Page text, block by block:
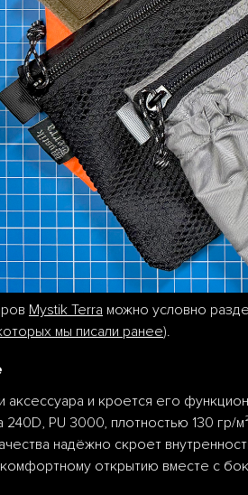
Mystik Terra можно условно
мы писали ранее).
аксессуара и кроется его
240D, PU 3000, плотностью 130
надёжно скроет
открытию вместе с